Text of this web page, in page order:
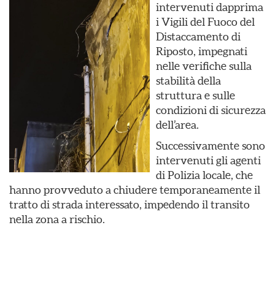
intervenuti dapprima
i Vigili del Fuoco del
Distaccamento di
Riposto, impegnati
nelle verifiche sulla
stabilità della
struttura e sulle
condizioni di sicurezza
dell’area.
Successivamente sono
intervenuti gli agenti
di Polizia locale, che
hanno provveduto a chiudere temporaneamente il
tratto di strada interessato, impedendo il transito
nella zona a rischio.